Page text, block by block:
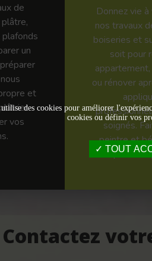
de
plafonds
un
et
vos
Donnez vie
nos travaux
boiseries et
soit pour
ou rénover
soignés.
peintre et
pour
Contactez
des cookies pour améliorer
cookies ou définir vos
TOUT